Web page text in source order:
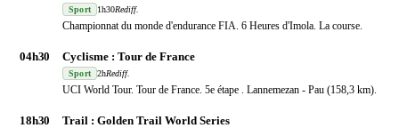
Sport 1h30Rediff.
Championnat du monde d'endurance FIA. 6 Heures d'Imola. La course.
04h30 Cyclisme : Tour de France
Sport 2hRediff.
UCI World Tour. Tour de France. 5e étape . Lannemezan - Pau (158,3 km).
18h30 Trail : Golden Trail World Series